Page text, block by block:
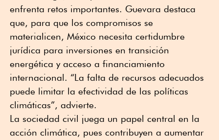
enfrenta retos importantes. Guevara destaca
que, para que los compromisos se
materialicen, México necesita certidumbre
jurídica para inversiones en transición
energética y acceso a financiamiento
internacional. “La falta de recursos adecuados
puede limitar la efectividad de las políticas
climáticas”, advierte.
La sociedad civil juega un papel central en la
acción climática, pues contribuyen a aumentar